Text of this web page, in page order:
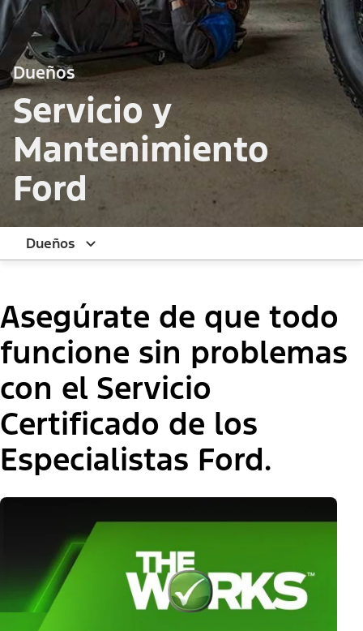
Dueños
Servicio y
Mantenimiento
Ford
Dueños
Asegúrate de que todo
funcione sin problemas
con el Servicio
Certificado de los
Especialistas Ford.